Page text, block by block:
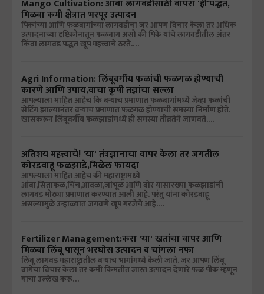
Mango Cultivation: आंबा लागवडीसाठी वापरा 'ही'पद्धत,
मिळवा कमी क्षेत्रात भरपूर उत्पादन
पिकांच्या आणि फळबागांच्या लागवडीचा जर आपण विचार केला तर अधिक
उत्पादनाच्या दृष्टिकोनातून फळबाग असो की पिके यांचे लागवडीतील अंतर
किंवा लागवड पद्धत खूप महत्त्वाचे ठरते.…
Agri Information: लिंबूवर्गीय फळांची फळगळ होण्याची
कारणे आणि उपाय,वाचा कृषी तज्ञांचा सल्ला
आपल्याला माहित आहेच कि बऱ्याच प्रमाणात फळबागांमध्ये जेव्हा फळांची
सेटिंग झाल्यानंतर बऱ्याच प्रमाणात फळगळ होण्याची समस्या निर्माण होते.
खासकरून लिंबूवर्गीय फळझाडांमध्ये ही समस्या तीव्रतेने जाणवते.…
अतिशय महत्त्वाचे! 'या' तंत्रज्ञानाचा वापर केला तर जगतील
कोरडवाहू फळझाडे,मिळेल फायदा
आपल्याला माहित आहेच की महाराष्ट्रामध्ये
आंबा,सिताफळ,चिंच,आवळा,जांभूळ आणि बोर यासारख्या फळझाडांची
लागवड मोठ्या प्रमाणात करण्यात आली आहे. परंतु यांना कोरडवाहू
असल्यामुळे उन्हाळ्यात जगवणे खूप गरजेचे आहे.…
Fertilizer Management:करा 'या' खतांचा वापर आणि
मिळवा लिंबू पासून भरघोस उत्पादन व चांगला नफा
लिंबू लागवड महाराष्ट्रातील बऱ्याच भागांमध्ये केली जाते. जर आपण लिंबू
बागेचा विचार केला तर कमी किमतीत जास्त उत्पादन देणारे फळ पीक म्हणून
याचा उल्लेख करू…